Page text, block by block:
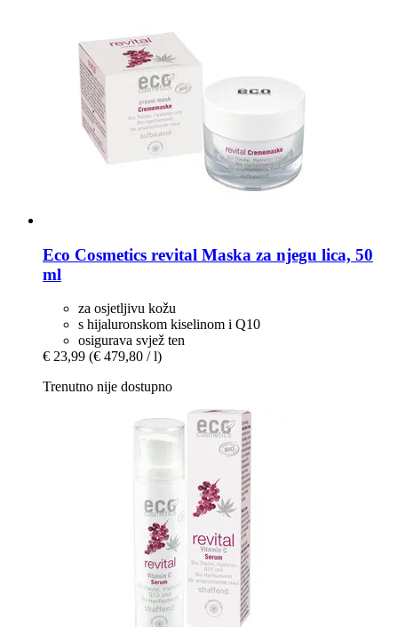
Eco Cosmetics revital Maska za njegu lica, 50
ml
za osjetljivu kožu
s hijaluronskom kiselinom i Q10
osigurava svjež ten
€ 23,99 (€ 479,80 / l)
Trenutno nije dostupno